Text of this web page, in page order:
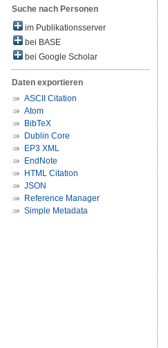
Suche nach Personen
im Publikationsserver
bei BASE
bei Google Scholar
Daten exportieren
ASCII Citation
Atom
BibTeX
Dublin Core
EP3 XML
EndNote
HTML Citation
JSON
Reference Manager
Simple Metadata